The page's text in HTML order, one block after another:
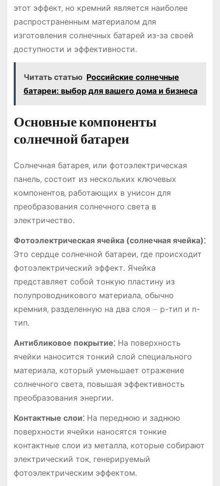
этот эффект‚ но кремний является наиболее
распространенным материалом для
изготовления солнечных батарей из-за своей
доступности и эффективности․
Читать статью Российские солнечные
батареи: выбор для вашего дома и бизнеса
Основные компоненты
солнечной батареи
Солнечная батарея‚ или фотоэлектрическая
панель‚ состоит из нескольких ключевых
компонентов‚ работающих в унисон для
преобразования солнечного света в
электричество․
Фотоэлектрическая ячейка (солнечная ячейка)⁚
Это сердце солнечной батареи‚ где происходит
фотоэлектрический эффект․ Ячейка
представляет собой тонкую пластину из
полупроводникового материала‚ обычно
кремния‚ разделенную на два слоя ⏤ p-тип и n-
тип․
Антибликовое покрытие⁚На поверхность
ячейки наносится тонкий слой специального
материала‚ который уменьшает отражение
солнечного света‚ повышая эффективность
преобразования энергии․
Контактные слои⁚На переднюю и заднюю
поверхности ячейки наносятся тонкие
контактные слои из металла‚ которые собирают
электрический ток‚ генерируемый
фотоэлектрическим эффектом․